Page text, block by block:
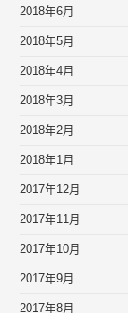
2018年6月
2018年5月
2018年4月
2018年3月
2018年2月
2018年1月
2017年12月
2017年11月
2017年10月
2017年9月
2017年8月